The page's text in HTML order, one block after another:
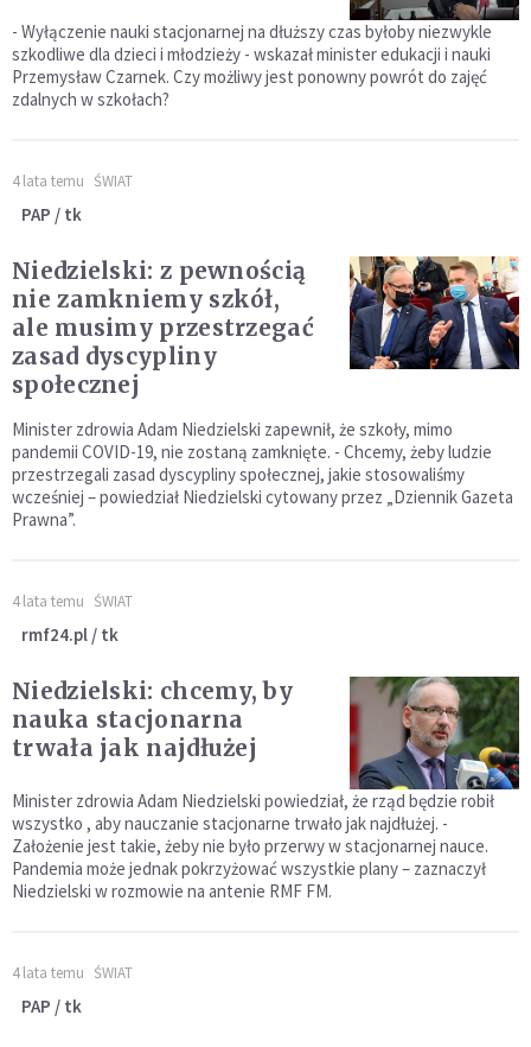
- Wyłączenie nauki stacjonarnej na dłuższy czas byłoby niezwykle
szkodliwe dla dzieci i młodzieży - wskazał minister edukacji i nauki
Przemysław Czarnek. Czy możliwy jest ponowny powrót do zajęć
zdalnych w szkołach?
4 lata temu ŚWIAT
PAP / tk
Niedzielski: z pewnością
nie zamkniemy szkół,
ale musimy przestrzegać
zasad dyscypliny
społecznej
Minister zdrowia Adam Niedzielski zapewnił, że szkoły, mimo
pandemii COVID-19, nie zostaną zamknięte. - Chcemy, żeby ludzie
przestrzegali zasad dyscypliny społecznej, jakie stosowaliśmy
wcześniej – powiedział Niedzielski cytowany przez „Dziennik Gazeta
Prawna”.
4 lata temu ŚWIAT
rmf24.pl / tk
Niedzielski: chcemy, by
nauka stacjonarna
trwała jak najdłużej
Minister zdrowia Adam Niedzielski powiedział, że rząd będzie robił
wszystko , aby nauczanie stacjonarne trwało jak najdłużej. -
Założenie jest takie, żeby nie było przerwy w stacjonarnej nauce.
Pandemia może jednak pokrzyżować wszystkie plany – zaznaczył
Niedzielski w rozmowie na antenie RMF FM.
4 lata temu ŚWIAT
PAP / tk